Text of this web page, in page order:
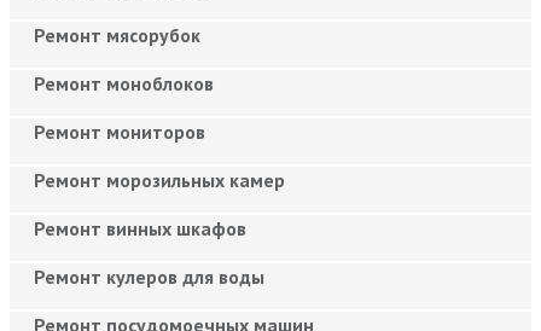
Ремонт мясорубок
Ремонт моноблоков
Ремонт мониторов
Ремонт морозильных камер
Ремонт винных шкафов
Ремонт кулеров для воды
Ремонт посудомоечных машин